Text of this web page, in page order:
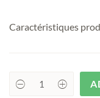
Caractéristiques
uantité